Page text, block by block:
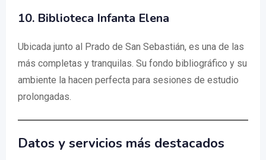
10. Biblioteca Infanta Elena
Ubicada junto al Prado de San Sebastián, es una de las
más completas y tranquilas. Su fondo bibliográfico y su
ambiente la hacen perfecta para sesiones de estudio
prolongadas.
Datos y servicios más destacados